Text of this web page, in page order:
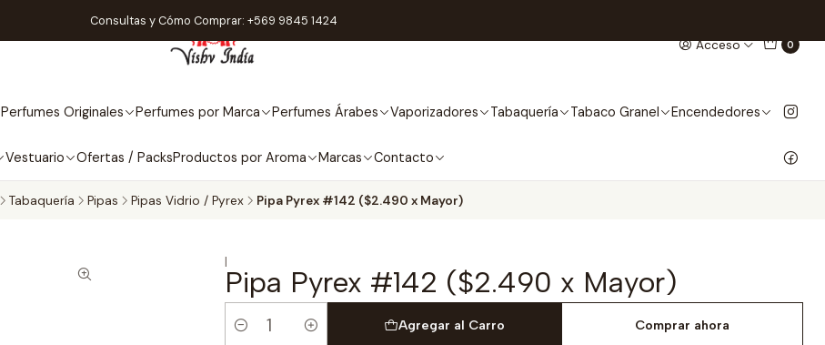
Acceso 0
Perfumes Originales Perfumes por Marca Perfumes Árabes Vaporizadores Tabaquería Tabaco Granel Encendedores
Vestuario Ofertas / PacksProductos por Aroma Marcas Contacto
Consultas y Cómo Comprar: +569 9845 1424
Tabaquería Pipas Pipas Vidrio / Pyrex Pipa Pyrex #142 ($2.490 x Mayor)
|
Pipa Pyrex #142 ($2.490 x Mayor)
Cantidad
Agregar al Carro Comprar ahora